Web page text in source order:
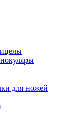
для ножей